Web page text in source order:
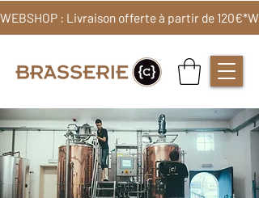
WEBSHOP : Livraison offerte à partir de 120€*